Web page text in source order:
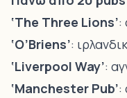
‘The Three Lions’:
‘O’Briens’:
‘Liverpool Way’:
‘Manchester Pub’: